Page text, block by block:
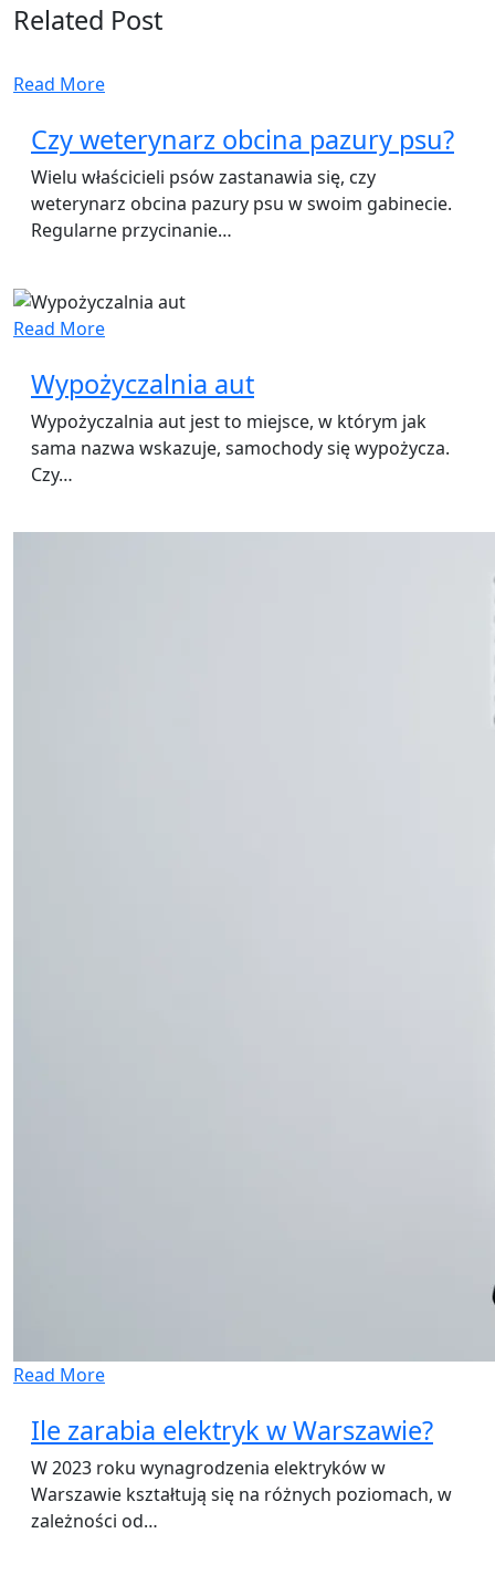
Related Post
Read More
Czy weterynarz obcina pazury psu?
Wielu właścicieli psów zastanawia się, czy
weterynarz obcina pazury psu w swoim gabinecie.
Regularne przycinanie…
Read More
Wypożyczalnia aut
Wypożyczalnia aut jest to miejsce, w którym jak
sama nazwa wskazuje, samochody się wypożycza.
Czy…
Read More
Ile zarabia elektryk w Warszawie?
W 2023 roku wynagrodzenia elektryków w
Warszawie kształtują się na różnych poziomach, w
zależności od…